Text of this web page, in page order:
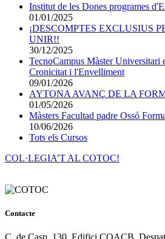
Institut de les Dones programes
01/01/2025
¡DESCOMPTES EXCLUSIUS
UNIR!!
30/12/2025
TecnoCampus Màster Universitari
Cronicitat i l'Envelliment
09/01/2026
AYTONA AVANÇ DE LA
01/05/2026
Màsters Facultad padre Ossó
10/06/2026
Tots els Cursos
COL·LEGIA’T AL COTOC!
Contacte
C. de Casp, 130, Edifici COACB,